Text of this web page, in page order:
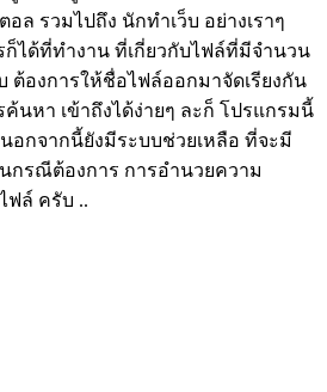
ล รวมไปถึง นักทำเว็บ อย่างเราๆ
ได้ที่ทำงาน ที่เกี่ยวกับไฟล์ที่มีจำนวน
ต้องการให้ชื่อไฟล์ออกมาจัดเรียงกัน
ค้นหา เข้าถึงได้ง่ายๆ ละก็ โปรแกรมนี้
นอกจากนี้ยังมีระบบช่วยเหลือ ที่จะมี
นกรณีต้องการ การอำนวยความ
ฟล์ ครับ ..